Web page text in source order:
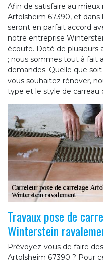
Afin de satisfaire au
Artolsheim 67390, et dans
seront en parfait accord
notre entreprise
écoute. Doté de plusieurs
; nous sommes tout à fait
demandes. Quelle que
vous souhaitez rénover,
type et le style de carreau
Travaux pose de
Winterstein
Prévoyez-vous de faire
Artolsheim 67390 ? Pour